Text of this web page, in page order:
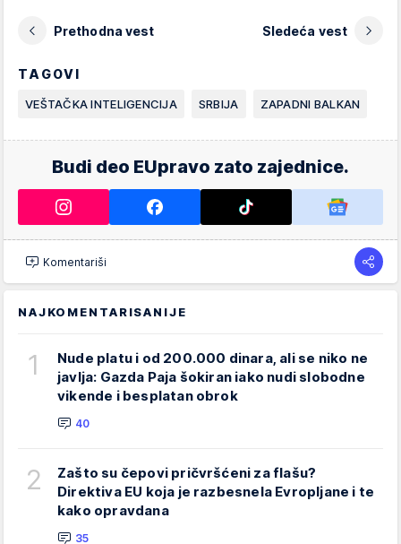
Prethodna vest Sledeća vest
TAGOVI
VEŠTAČKA INTELIGENCIJA SRBIJA ZAPADNI BALKAN
Budi deo EUpravo zato zajednice.
Komentariši
NAJKOMENTARISANIJE
1
Nude platu i od 200.000 dinara, ali se niko ne
javlja: Gazda Paja šokiran iako nudi slobodne
vikende i besplatan obrok
40
2
Zašto su čepovi pričvršćeni za flašu?
Direktiva EU koja je razbesnela Evropljane i te
kako opravdana
35